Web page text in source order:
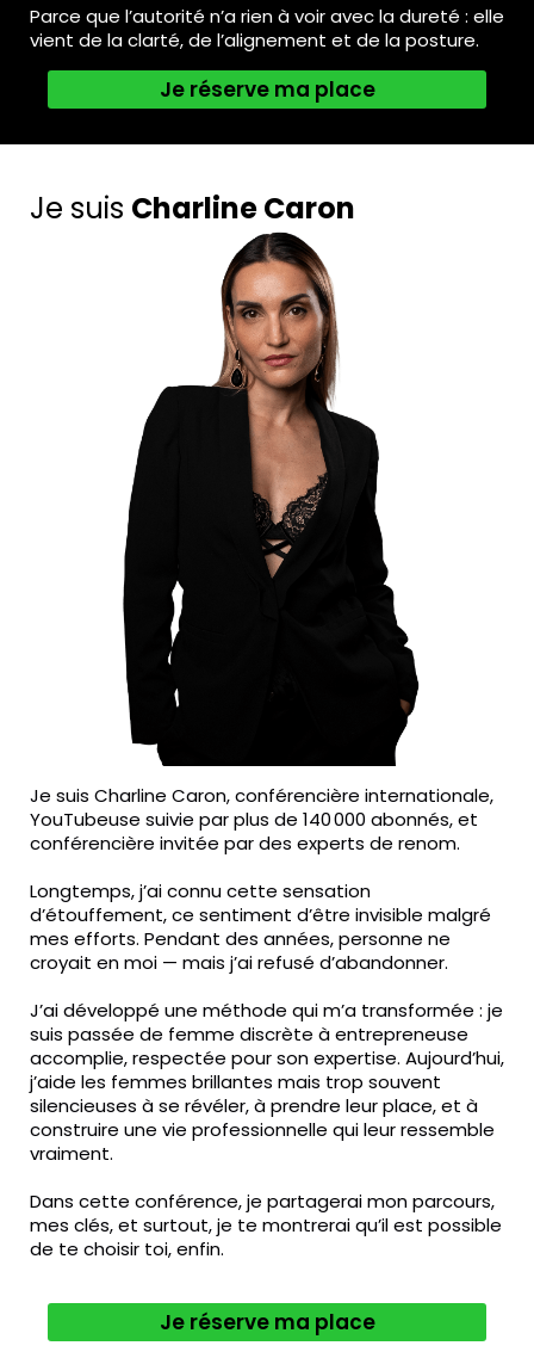
Parce que l’autorité n’a rien à voir avec la dureté : elle
vient de la clarté, de l’alignement et de la posture.
Je réserve ma place
Je suis Charline Caron
Je suis Charline Caron, conférencière internationale,
YouTubeuse suivie par plus de 140 000 abonnés, et
conférencière invitée par des experts de renom.
Longtemps, j’ai connu cette sensation
d’étouffement, ce sentiment d’être invisible malgré
mes efforts. Pendant des années, personne ne
croyait en moi — mais j’ai refusé d’abandonner.
J’ai développé une méthode qui m’a transformée : je
suis passée de femme discrète à entrepreneuse
accomplie, respectée pour son expertise. Aujourd’hui,
j’aide les femmes brillantes mais trop souvent
silencieuses à se révéler, à prendre leur place, et à
construire une vie professionnelle qui leur ressemble
vraiment.
Dans cette conférence, je partagerai mon parcours,
mes clés, et surtout, je te montrerai qu’il est possible
de te choisir toi, enfin.
Je réserve ma place